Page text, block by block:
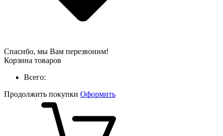
Спасибо, мы Вам перезвоним!
Корзина товаров
Всего:
Продолжить покупки Оформить